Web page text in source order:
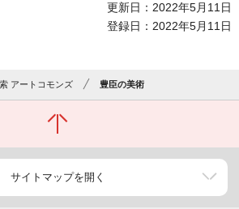
更新日：2022年5月11日
登録日：2022年5月11日
アートコモンズ 豊臣の美術
サイトマップを開く